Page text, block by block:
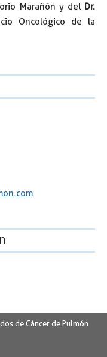
Marañón y del Dr.
Oncológico de la
de Cáncer de Pulmón